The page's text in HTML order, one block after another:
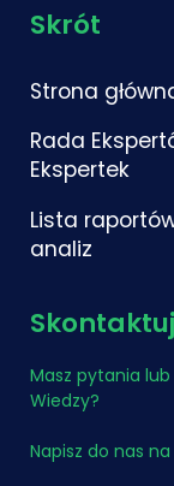
Skrót
Strona
Rada
Ekspertek
Lista
analiz
Masz pytania
Wiedzy?
Napisz do nas na